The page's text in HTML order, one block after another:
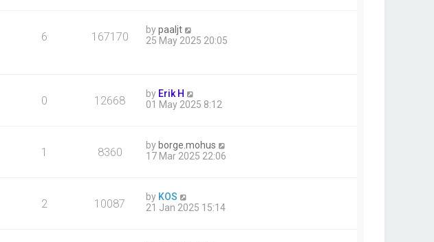
6 167170 bypaaljt
25 May 2025 20:05
0 12668 by Erik H
01 May 2025 8:12
1 8360 by borge.mohus
17 Mar 2025 22:06
2 10087 by KOS
21 Jan 2025 15:14